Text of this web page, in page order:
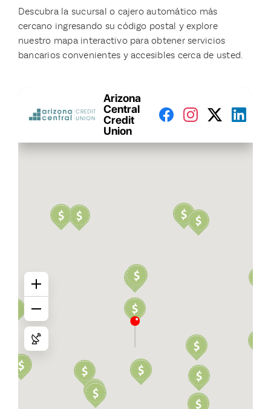
Descubra la sucursal o cajero automático más
cercano ingresando su código postal y explore
nuestro mapa interactivo para obtener servicios
bancarios convenientes y accesibles cerca de usted.